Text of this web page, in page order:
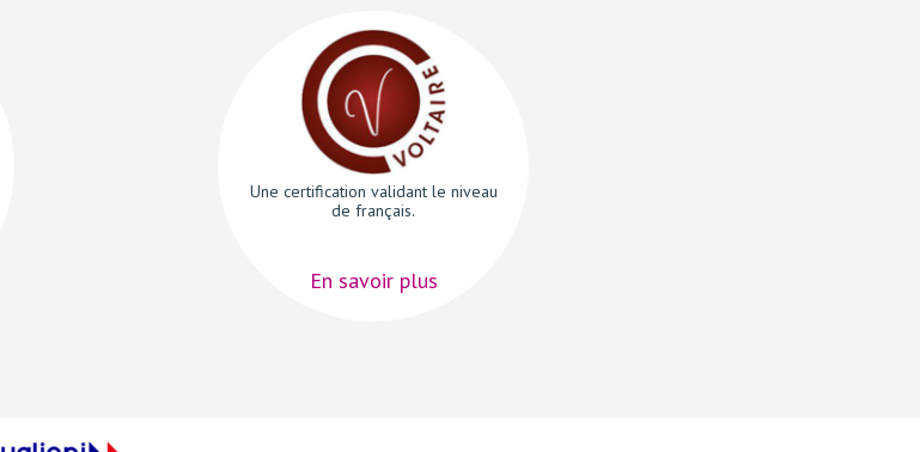
Une certification validant le niveau
de français.
En savoir plus